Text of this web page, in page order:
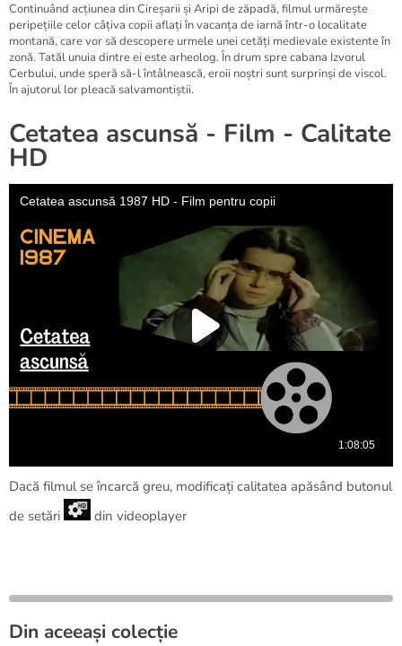
Continuând acțiunea din Cireșarii și Aripi de zăpadă, filmul urmărește
peripețiile celor câțiva copii aflați în vacanța de iarnă într-o localitate
montană, care vor să descopere urmele unei cetăți medievale existente în
zonă. Tatăl unuia dintre ei este arheolog. În drum spre cabana Izvorul
Cerbului, unde speră să-l întâlnească, eroii noștri sunt surprinși de viscol.
În ajutorul lor pleacă salvamontiștii.
Cetatea ascunsă - Film - Calitate
HD
Dacă filmul se încarcă greu, modificați calitatea apăsând butonul
de setări
din videoplayer
Din aceeași colecție